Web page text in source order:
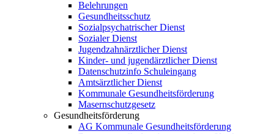
Belehrungen
Gesundheitsschutz
Sozialpsychatrischer Dienst
Sozialer Dienst
Jugendzahnärztlicher Dienst
Kinder- und jugendärztlicher Dienst
Datenschutzinfo Schuleingang
Amtsärztlicher Dienst
Kommunale Gesundheitsförderung
Masernschutzgesetz
Gesundheitsförderung
AG Kommunale Gesundheitsförderung